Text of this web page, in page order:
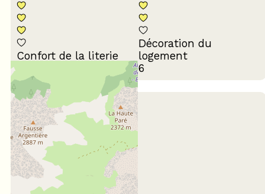
Confort de la literie
Décoration du
logement
Avis écrit le 04/08/2026
Juillet 2026
Françoise
65 ans et plus
En famille
Note :